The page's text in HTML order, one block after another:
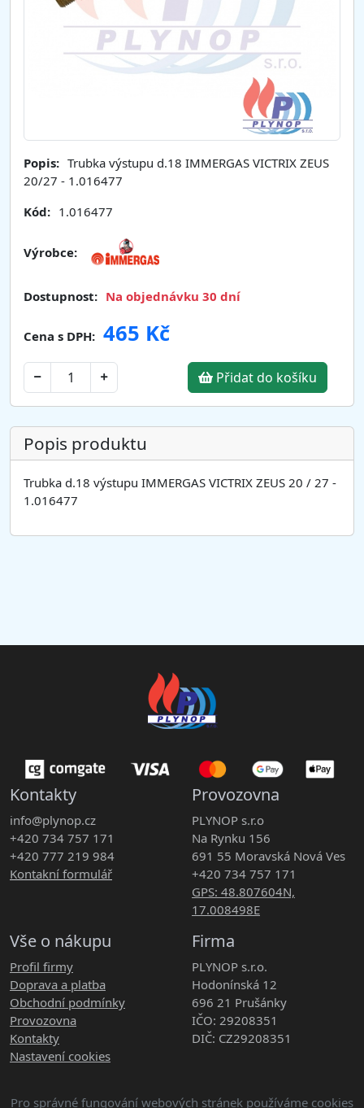
Popis: Trubka výstupu d.18 IMMERGAS VICTRIX ZEUS
20/27 - 1.016477
Kód: 1.016477
Výrobce:
Dostupnost: Na objednávku 30 dní
Cena s DPH: 465 Kč
Přidat do košíku
Popis produktu
Trubka d.18 výstupu IMMERGAS VICTRIX ZEUS 20 / 27 -
1.016477
Kontakty
info@plynop.cz
+420 734 757 171
+420 777 219 984
Kontakní formulář
Provozovna
PLYNOP s.r.o
Na Rynku 156
691 55 Moravská Nová Ves
+420 734 757 171
GPS: 48.807604N,
17.008498E
Vše o nákupu
Profil firmy
Doprava a platba
Obchodní podmínky
Provozovna
Kontakty
Nastavení cookies
Firma
PLYNOP s.r.o.
Hodonínská 12
696 21 Prušánky
IČO: 29208351
DIČ: CZ29208351
Pro správné fungování webových stránek používáme cookies